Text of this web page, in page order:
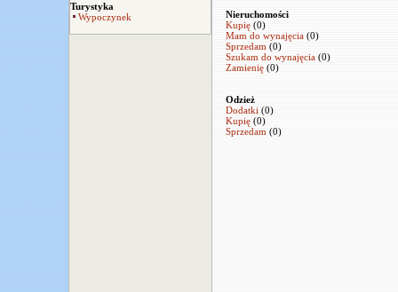
Turystyka
Wypoczynek
Nieruchomości
Kupię(0)
Mam do wynajęcia(0)
Sprzedam (0)
Szukam do wynajęcia(0)
Zamienię(0)
Odzież
Dodatki (0)
Kupię(0)
Sprzedam (0)